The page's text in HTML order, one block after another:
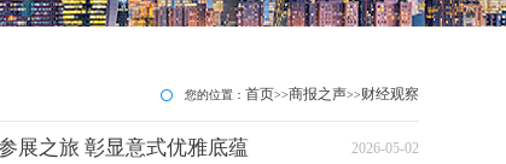
您的位置： 首页>>商报之声>>财经观察
展之旅 彰显意式优雅底蕴 2026-05-02